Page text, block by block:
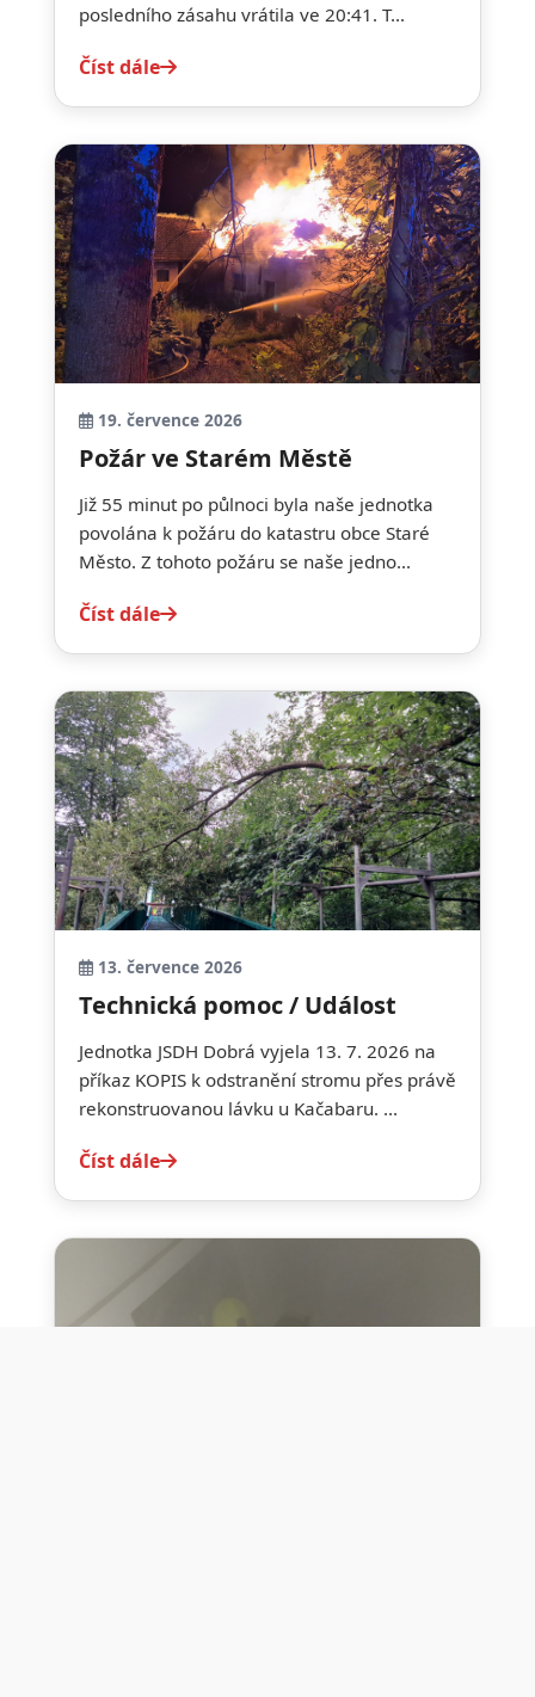
posledního zásahu vrátila ve 20:41. T...
Číst dále
19. července 2026
Požár ve Starém Městě
Již 55 minut po půlnoci byla naše jednotka
povolána k požáru do katastru obce Staré
Město. Z tohoto požáru se naše jedno...
Číst dále
13. července 2026
Technická pomoc / Událost
Jednotka JSDH Dobrá vyjela 13. 7. 2026 na
příkaz KOPIS k odstranění stromu přes právě
rekonstruovanou lávku u Kačabaru. ...
Číst dále